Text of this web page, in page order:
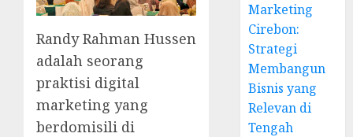
Randy Rahman Hussen
adalah seorang
praktisi digital
marketing yang
berdomisili di
Marketing
Cirebon:
Strategi
Membangun
Bisnis yang
Relevan di
Tengah